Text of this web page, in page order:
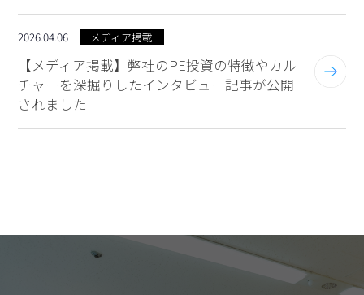
2026.04.06 メディア掲載
【メディア掲載】弊社のPE投資の特徴やカル
チャーを深掘りしたインタビュー記事が公開
されました